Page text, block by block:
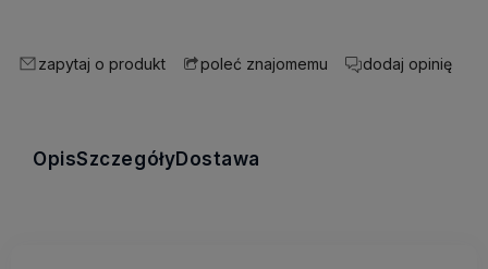
zapytaj o produkt poleć znajomemu dodaj opinię
OpisSzczegółyDostawa